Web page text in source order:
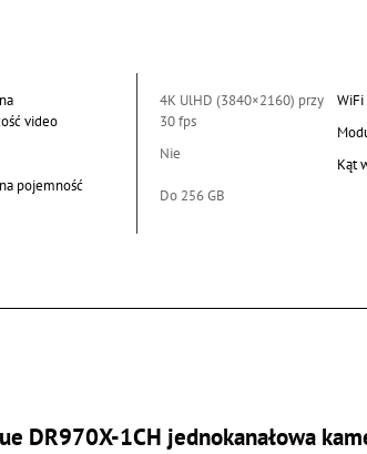
video
4K UlHD (3840×2160) przy
30 fps
Nie
pojemność
Do 256 GB
WiFi
Kąt
DR970X-1CH jednokanałowa